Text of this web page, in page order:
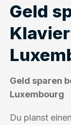
Geld
Geld sparen
Luxembourg
Du planst